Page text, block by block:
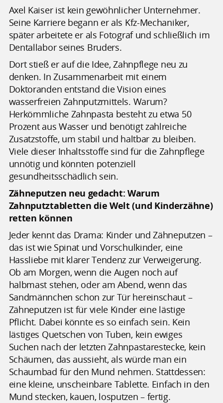
Axel Kaiser ist kein gewöhnlicher Unternehmer.
Seine Karriere begann er als Kfz-Mechaniker,
später arbeitete er als Fotograf und schließlich im
Dentallabor seines Bruders.
Dort stieß er auf die Idee, Zahnpflege neu zu
denken. In Zusammenarbeit mit einem
Doktoranden entstand die Vision eines
wasserfreien Zahnputzmittels. Warum?
Herkömmliche Zahnpasta besteht zu etwa 50
Prozent aus Wasser und benötigt zahlreiche
Zusatzstoffe, um stabil und haltbar zu bleiben.
Viele dieser Inhaltsstoffe sind für die Zahnpflege
unnötig und könnten potenziell
gesundheitsschädlich sein.
Zähneputzen neu gedacht: Warum
Zahnputztabletten die Welt (und Kinderzähne)
retten können
Jeder kennt das Drama: Kinder und Zähneputzen –
das ist wie Spinat und Vorschulkinder, eine
Hassliebe mit klarer Tendenz zur Verweigerung.
Ob am Morgen, wenn die Augen noch auf
halbmast stehen, oder am Abend, wenn das
Sandmännchen schon zur Tür hereinschaut –
Zähneputzen ist für viele Kinder eine lästige
Pflicht. Dabei könnte es so einfach sein. Kein
lästiges Quetschen von Tuben, kein ewiges
Suchen nach der letzten Zahnpastarestecke, kein
Schäumen, das aussieht, als würde man ein
Schaumbad für den Mund nehmen. Stattdessen:
eine kleine, unscheinbare Tablette. Einfach in den
Mund stecken, kauen, losputzen – fertig.